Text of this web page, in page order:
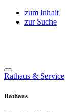
zum Inhalt
zur Suche
Rathaus & Service
Rathaus